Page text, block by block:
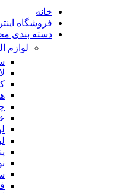
خانه
فروشگاه
دسته بندی
لوازم